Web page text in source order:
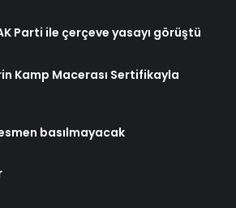
Parti ile çerçeve yasayı görüştü
Kamp Macerası Sertifikayla
basılmayacak